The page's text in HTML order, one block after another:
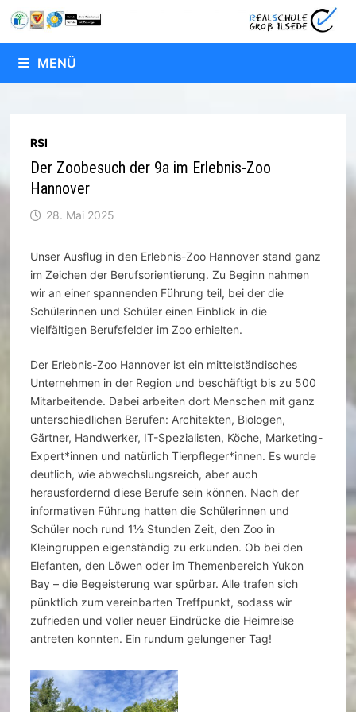
Inhalt
springen
MENÜ
RSI
Der Zoobesuch der 9a im Erlebnis-Zoo
Hannover
28. Mai 2025
Unser Ausflug in den Erlebnis-Zoo Hannover stand ganz
im Zeichen der Berufsorientierung. Zu Beginn nahmen
wir an einer spannenden Führung teil, bei der die
Schülerinnen und Schüler einen Einblick in die
vielfältigen Berufsfelder im Zoo erhielten.
Der Erlebnis-Zoo Hannover ist ein mittelständisches
Unternehmen in der Region und beschäftigt bis zu 500
Mitarbeitende. Dabei arbeiten dort Menschen mit ganz
unterschiedlichen Berufen: Architekten, Biologen,
Gärtner, Handwerker, IT-Spezialisten, Köche, Marketing-
Expert*innen und natürlich Tierpfleger*innen. Es wurde
deutlich, wie abwechslungsreich, aber auch
herausfordernd diese Berufe sein können. Nach der
informativen Führung hatten die Schülerinnen und
Schüler noch rund 1½ Stunden Zeit, den Zoo in
Kleingruppen eigenständig zu erkunden. Ob bei den
Elefanten, den Löwen oder im Themenbereich Yukon
Bay – die Begeisterung war spürbar. Alle trafen sich
pünktlich zum vereinbarten Treffpunkt, sodass wir
zufrieden und voller neuer Eindrücke die Heimreise
antreten konnten. Ein rundum gelungener Tag!